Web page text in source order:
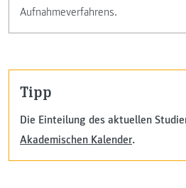
Aufnahmeverfahrens.
Tipp
Die Einteilung des aktuellen
Akademischen Kalender.